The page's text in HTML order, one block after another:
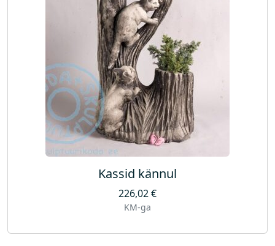
Kassid kännul
226,02€
KM-ga